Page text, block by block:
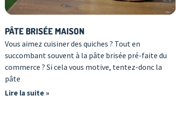
PÂTE BRISÉE MAISON
Vous aimez cuisiner des quiches ? Tout en
succombant souvent à la pâte brisée pré-faite du
commerce ? Si cela vous motive, tentez-donc la
pâte
Lire la suite »